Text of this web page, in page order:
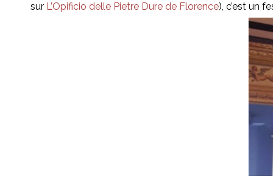
sur L’Opificio delle Pietre Dure de Florence), c’est un